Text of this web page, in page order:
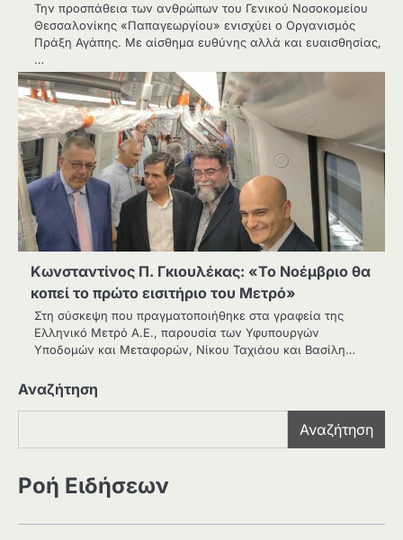
Την προσπάθεια των ανθρώπων του Γενικού Νοσοκομείου
Θεσσαλονίκης «Παπαγεωργίου» ενισχύει ο Οργανισμός
Πράξη Αγάπης. Με αίσθημα ευθύνης αλλά και ευαισθησίας,
…
Κωνσταντίνος Π. Γκιουλέκας: «Το Νοέμβριο θα
κοπεί το πρώτο εισιτήριο του Μετρό»
Στη σύσκεψη που πραγματοποιήθηκε στα γραφεία της
Ελληνικό Μετρό Α.Ε., παρουσία των Υφυπουργών
Υποδομών και Μεταφορών, Νίκου Ταχιάου και Βασίλη…
Αναζήτηση
Αναζήτηση
Ροή Ειδήσεων